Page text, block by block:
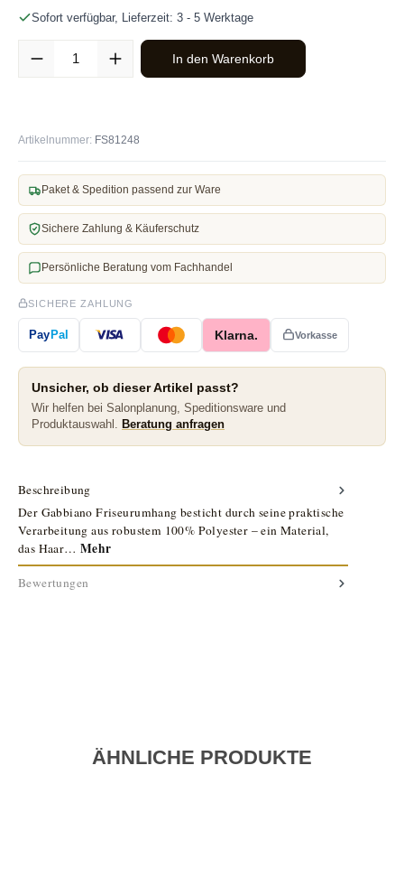
Sofort verfügbar, Lieferzeit: 3 - 5 Werktage
Produkt Anzahl: Gib den gewünschten Wert ein oder benutze die
In den Warenkorb
Artikelnummer: FS81248
Paket & Spedition passend zur Ware
Sichere Zahlung & Käuferschutz
Persönliche Beratung vom Fachhandel
SICHERE ZAHLUNG
PayPal Klarna. Vorkasse
Unsicher, ob dieser Artikel passt?
Wir helfen bei Salonplanung, Speditionsware und
Produktauswahl.
Beratung anfragen
Beschreibung
Der Gabbiano Friseurumhang besticht durch seine praktische
Verarbeitung aus robustem 100% Polyester – ein Material,
das Haar…Mehr
Bewertungen
ÄHNLICHE PRODUKTE